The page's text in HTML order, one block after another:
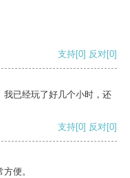
支持[0] 反对[0]
我已经玩了好几个小时，还
支持[0] 反对[0]
便。